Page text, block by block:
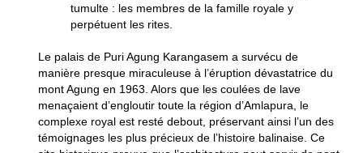
tumulte : les membres de la famille royale y
perpétuent les rites.
Le palais de Puri Agung Karangasem a survécu de
manière presque miraculeuse à l’éruption dévastatrice du
mont Agung en 1963. Alors que les coulées de lave
menaçaient d’engloutir toute la région d’Amlapura, le
complexe royal est resté debout, préservant ainsi l’un des
témoignages les plus précieux de l’histoire balinaise. Ce